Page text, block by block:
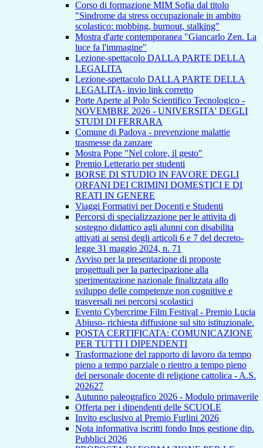
Corso di formazione MIM Sofia dal titolo
"Sindrome da stress occupazionale in ambito
scolastico: mobbing, burnout, stalking"
Mostra d'arte contemporanea "Giancarlo Zen. La
luce fa l'immagine"
Lezione-spettacolo DALLA PARTE DELLA
LEGALITA
Lezione-spettacolo DALLA PARTE DELLA
LEGALITA- invio link corretto
Porte Aperte al Polo Scientifico Tecnologico -
NOVEMBRE 2026 - UNIVERSITA' DEGLI
STUDI DI FERRARA
Comune di Padova - prevenzione malattie
trasmesse da zanzare
Mostra Pope "Nel colore, il gesto"
Premio Letterario per studenti
BORSE DI STUDIO IN FAVORE DEGLI
ORFANI DEI CRIMINI DOMESTICI E DI
REATI IN GENERE
Viaggi Formativi per Docenti e Studenti
Percorsi di specializzazione per le attivita di
sostegno didattico agli alunni con disabilita
attivati ai sensi degli articoli 6 e 7 del decreto-
legge 31 maggio 2024, n. 71
Avviso per la presentazione di proposte
progettuali per la partecipazione alla
sperimentazione nazionale finalizzata allo
sviluppo delle competenze non cognitive e
trasversali nei percorsi scolastici
Evento Cybercrime Film Festival - Premio Lucia
Abiuso- richiesta diffusione sul sito istituzionale.
POSTA CERTIFICATA: COMUNICAZIONE
PER TUTTI I DIPENDENTI
Trasformazione del rapporto di lavoro da tempo
pieno a tempo parziale o rientro a tempo pieno
del personale docente di religione cattolica - A.S.
202627
Autunno paleografico 2026 - Modulo primaverile
Offerta per i dipendenti delle SCUOLE
Invito esclusivo al Premio Furlini 2026
Nota informativa iscritti fondo Inps gestione dip.
Pubblici 2026